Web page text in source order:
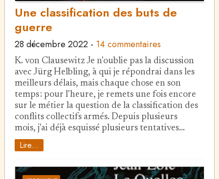
Une classification des buts de
guerre
28 décembre 2022- 14 commentaires
K. von Clausewitz Je n'oublie pas la discussion
avec Jürg Helbling, à qui je répondrai dans les
meilleurs délais, mais chaque chose en son
temps : pour l'heure, je remets une fois encore
sur le métier la question de la classification des
conflits collectifs armés. Depuis plusieurs
mois, j'ai déjà esquissé plusieurs tentatives…
Lire...